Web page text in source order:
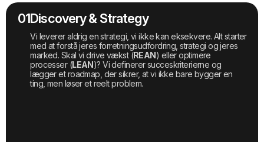
01Discovery & Strategy
Vi leverer aldrig en strategi, vi ikke kan eksekvere. Alt starter
med at forstå jeres forretningsudfordring, strategi og jeres
marked. Skal vi drive vækst (REAN) eller optimere
processer (LEAN)? Vi definerer succeskriterierne og
lægger et roadmap, der sikrer, at vi ikke bare bygger en
ting, men løser et reelt problem.